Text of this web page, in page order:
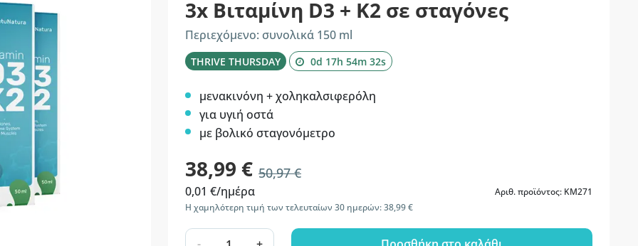
3x Βιταμίνη D3 + K2 σε σταγόνες
Περιεχόμενο: συνολικά 150 ml
THRIVE THURSDAY 0d 17h 54m 31s
μενακινόνη + χοληκαλσιφερόλη
για υγιή οστά
με βολικό σταγονόμετρο
38,99 € 50,97 €
0,01 €/ημέρα
Αριθ. προϊόντος: KM271
Η χαμηλότερη τιμή των τελευταίων 30 ημερών: 38,99 €